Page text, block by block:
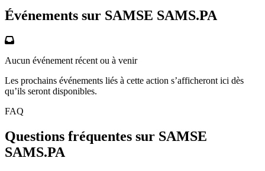
Événements sur SAMSE SAMS.PA
Aucun événement récent ou à venir
Les prochains événements liés à cette action s’afficheront ici dès
qu’ils seront disponibles.
FAQ
Questions fréquentes sur SAMSE
SAMS.PA